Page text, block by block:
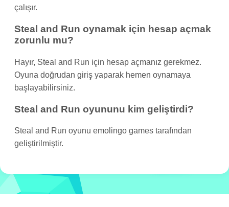
çalışır.
Steal and Run oynamak için hesap açmak
zorunlu mu?
Hayır, Steal and Run için hesap açmanız gerekmez.
Oyuna doğrudan giriş yaparak hemen oynamaya
başlayabilirsiniz.
Steal and Run oyununu kim geliştirdi?
Steal and Run oyunu emolingo games tarafından
geliştirilmiştir.